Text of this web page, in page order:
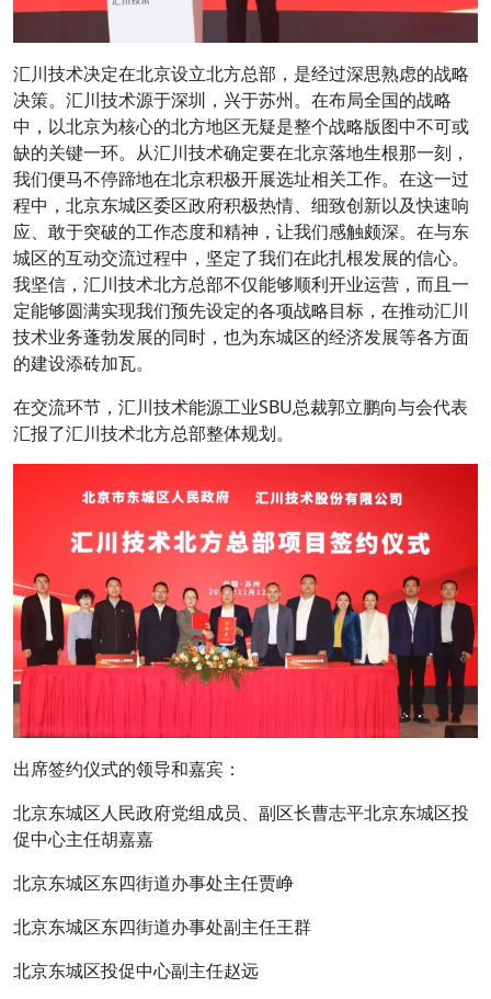
汇川技术决定在北京设立北方总部，是经过深思熟虑的战略
决策。汇川技术源于深圳，兴于苏州。在布局全国的战略
中，以北京为核心的北方地区无疑是整个战略版图中不可或
缺的关键一环。从汇川技术确定要在北京落地生根那一刻，
我们便马不停蹄地在北京积极开展选址相关工作。在这一过
程中，北京东城区委区政府积极热情、细致创新以及快速响
应、敢于突破的工作态度和精神，让我们感触颇深。在与东
城区的互动交流过程中，坚定了我们在此扎根发展的信心。
我坚信，汇川技术北方总部不仅能够顺利开业运营，而且一
定能够圆满实现我们预先设定的各项战略目标，在推动汇川
技术业务蓬勃发展的同时，也为东城区的经济发展等各方面
的建设添砖加瓦。
在交流环节，汇川技术能源工业SBU总裁郭立鹏向与会代表
汇报了汇川技术北方总部整体规划。
出席签约仪式的领导和嘉宾：
北京东城区人民政府党组成员、副区长曹志平北京东城区投
促中心主任胡嘉嘉
北京东城区东四街道办事处主任贾峥
北京东城区东四街道办事处副主任王群
北京东城区投促中心副主任赵远